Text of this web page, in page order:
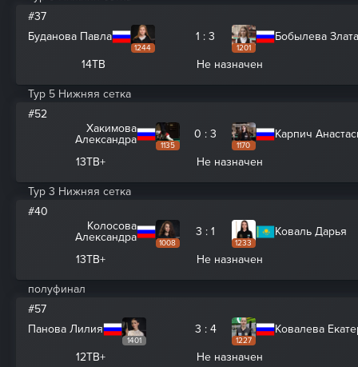
#37
Буданова Павла
1244
1 : 3
1201
Бобылева Злата
14ТВ Не назначен
Тур 5 Нижняя сетка
#52
Хакимова
Александра
1135
0 : 3
1170
Карпич
13ТВ+ Не назначен
Тур 3 Нижняя сетка
#40
Колосова
Александра
1008
3 : 1
1233
Коваль Дарья
13ТВ+ Не назначен
полуфинал
#57
Панова Лилия
1401
3 : 4
1227
Ковалева
12ТВ+ Не назначен